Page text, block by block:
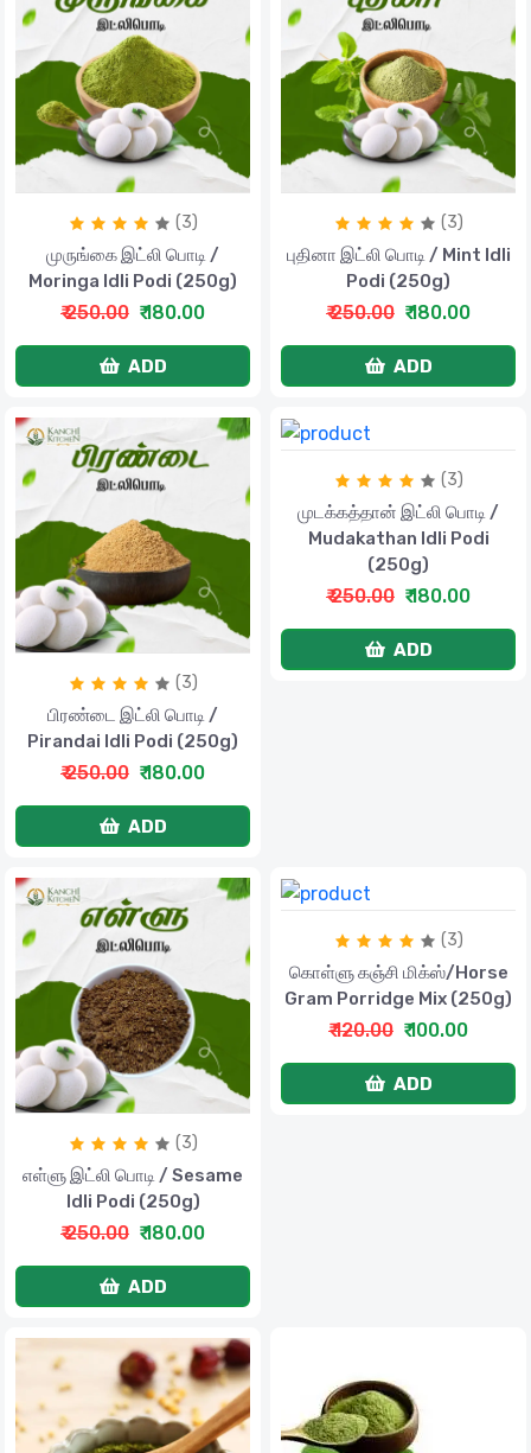
(3)
முருங்கை இட்லி பொடி /
Moringa Idli Podi (250g)
₹ 250.00 ₹ 180.00
ADD
(3)
புதினா இட்லி பொடி / Mint Idli
Podi (250g)
₹ 250.00 ₹ 180.00
ADD
(3)
பிரண்டை இட்லி பொடி /
Pirandai Idli Podi (250g)
₹ 250.00 ₹ 180.00
ADD
(3)
முடக்கத்தான் இட்லி பொடி /
Mudakathan Idli Podi
(250g)
₹ 250.00 ₹ 180.00
ADD
(3)
எள்ளு இட்லி பொடி / Sesame
Idli Podi (250g)
₹ 250.00 ₹ 180.00
ADD
(3)
கொள்ளு கஞ்சி மிக்ஸ்/Horse
Gram Porridge Mix (250g)
₹ 120.00 ₹ 100.00
ADD